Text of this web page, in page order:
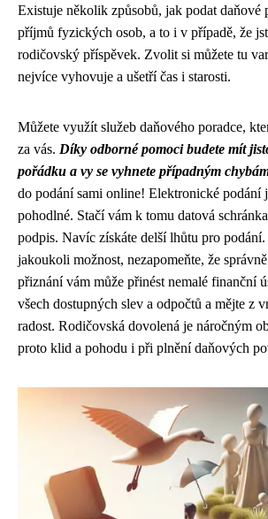
Existuje několik způsobů, jak podat daňové
příjmů fyzických osob, a to i v případě, že
rodičovský příspěvek. Zvolit si můžete tu
nejvíce vyhovuje a ušetří čas i starosti.
Můžete využít služeb daňového poradce,
za vás. Díky odborné pomoci budete mít
pořádku a vy se vyhnete případným
do podání sami online! Elektronické podání
pohodlné. Stačí vám k tomu datová
podpis. Navíc získáte delší lhůtu pro
jakoukoli možnost, nezapomeňte, že
přiznání vám může přinést nemalé finanční
všech dostupných slev a odpočtů a mějte z
radost. Rodičovská dovolená je náročným
proto klid a pohodu i při plnění daňových